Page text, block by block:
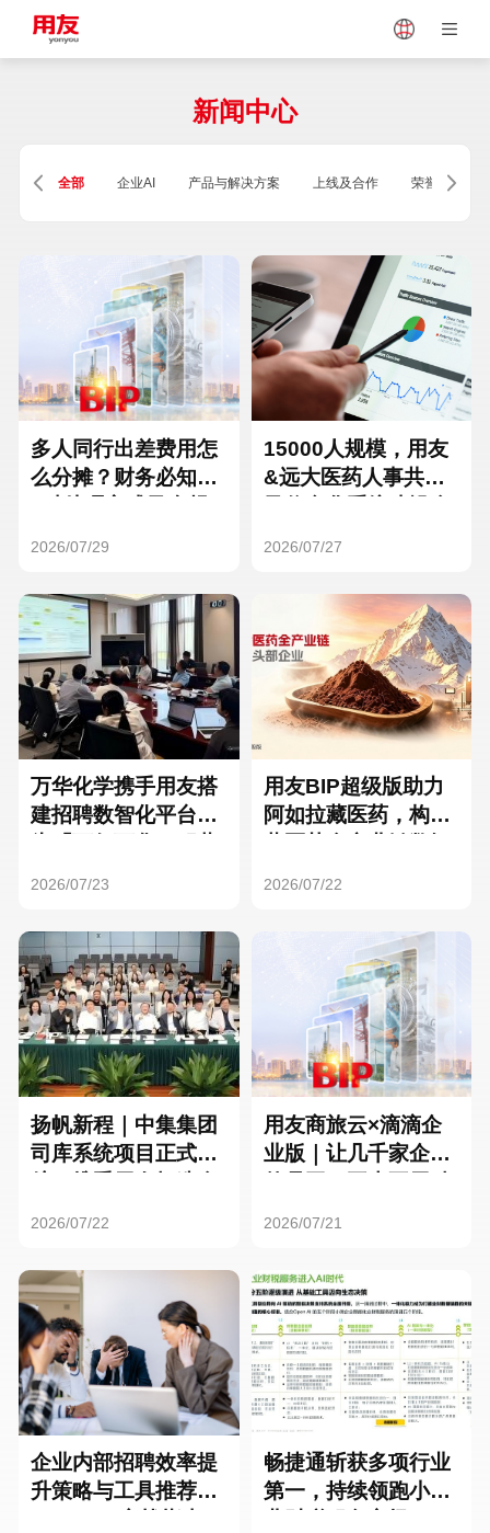
Vietnam
Singapore Malaysia
Thailand
Turkey
Hungary Mexico
Hong Kong Macau
新闻中心
全部 企业AI 产品与解决方案 上线及合作 荣誉及资质
多人同行出差费用怎
么分摊？财务必知的
2026/07/29
15000人规模，用友
&远大医药人事共享
2026/07/27
万华化学携手用友搭
建招聘数智化平台，
2026/07/23
用友BIP超级版助力
阿如拉藏医药，构建
2026/07/22
扬帆新程｜中集集团
司库系统项目正式启
2026/07/22
用友商旅云×滴滴企
业版｜让几千家企业
2026/07/21
企业内部招聘效率提
升策略与工具推荐：
畅捷通斩获多项行业
第一，持续领跑小微